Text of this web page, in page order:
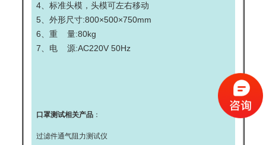
4、标准头模，头模可左右移动
5、外形尺寸:800×500×750mm
6、重 量:80kg
7、电 源:AC220V 50Hz
口罩测试相关产品：
过滤件通气阻力测试仪